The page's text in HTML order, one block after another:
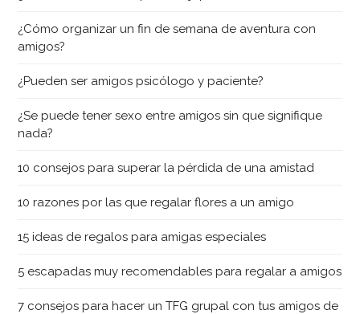
¿Cómo organizar un fin de semana de aventura con
amigos?
¿Pueden ser amigos psicólogo y paciente?
¿Se puede tener sexo entre amigos sin que signifique
nada?
10 consejos para superar la pérdida de una amistad
10 razones por las que regalar flores a un amigo
15 ideas de regalos para amigas especiales
5 escapadas muy recomendables para regalar a amigos
7 consejos para hacer un TFG grupal con tus amigos de